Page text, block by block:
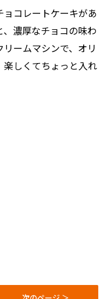
コレートケーキがあ
濃厚なチョコの味わ
ームマシンで、オリ
しくてちょっと入れ